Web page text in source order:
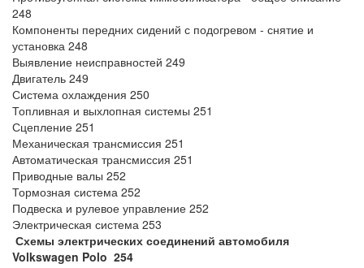
248
Компоненты передних сидений с подогревом - снятие и
установка 248
Выявление неисправностей 249
Двигатель 249
Система охлаждения 250
Топливная и выхлопная системы 251
Сцепление 251
Механическая трансмиссия 251
Автоматическая трансмиссия 251
Приводные валы 252
Тормозная система 252
Подвеска и рулевое управление 252
Электрическая система 253
Схемы электрических соединений автомобиля
Volkswagen Polo 254